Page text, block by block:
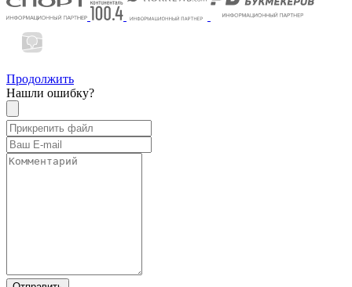
Продолжить
Нашли ошибку?